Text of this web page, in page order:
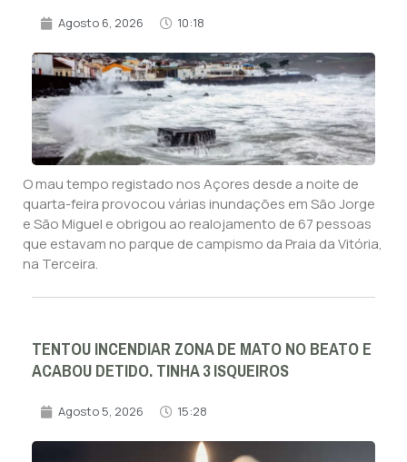
Agosto 6, 2026 10:18
O mau tempo registado nos Açores desde a noite de
quarta-feira provocou várias inundações em São Jorge
e São Miguel e obrigou ao realojamento de 67 pessoas
que estavam no parque de campismo da Praia da Vitória,
na Terceira.
TENTOU INCENDIAR ZONA DE MATO NO BEATO E
ACABOU DETIDO. TINHA 3 ISQUEIROS
Agosto 5, 2026 15:28